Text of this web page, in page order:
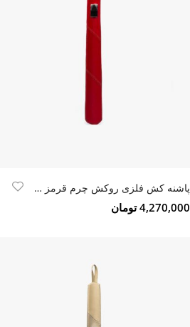
پاشنه کش فلزی روکش چرم قرمز -مشکی
4,270,000 تومان